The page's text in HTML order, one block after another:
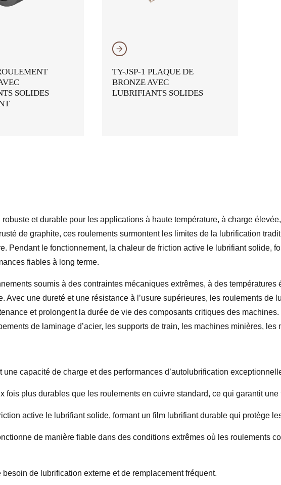
SOLIDES
𐃔
TY-JSP-1 PLAQUE DE
BRONZE AVEC
LUBRIFIANTS SOLIDES
et durable pour les applications à haute température, à charge
de graphite, ces roulements surmontent les limites de la lubrification
Pendant le fonctionnement, la chaleur de friction active le lubrifiant solide,
fiables à long terme.
soumis à des contraintes mécaniques extrêmes, à des températures
une dureté et une résistance à l’usure supérieures, les roulements de
et prolongent la durée de vie des composants critiques des
de laminage d’acier, les supports de train, les machines minières, les
une capacité de charge et des performances d’autolubrification
fois plus durables que les roulements en cuivre standard, ce qui garantit
active le lubrifiant solide, formant un film lubrifiant durable qui protège
de manière fiable dans des conditions extrêmes où les roulements
de lubrification externe et de remplacement fréquent.